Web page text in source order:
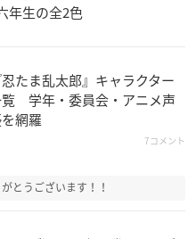
年生の全2色
忍たま乱太郎』キャラクター
学年・委員会・アニメ声
網羅
7コメント
とうございます！！